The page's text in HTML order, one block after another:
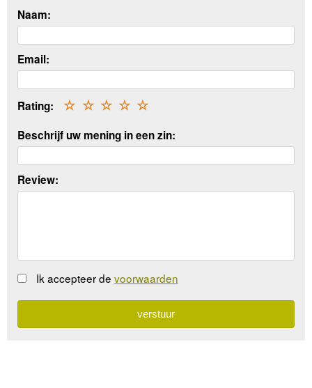
Naam:
Email:
Rating: ☆
☆
☆
☆
☆
Beschrijf uw mening in een zin:
Review:
Ik accepteer de voorwaarden